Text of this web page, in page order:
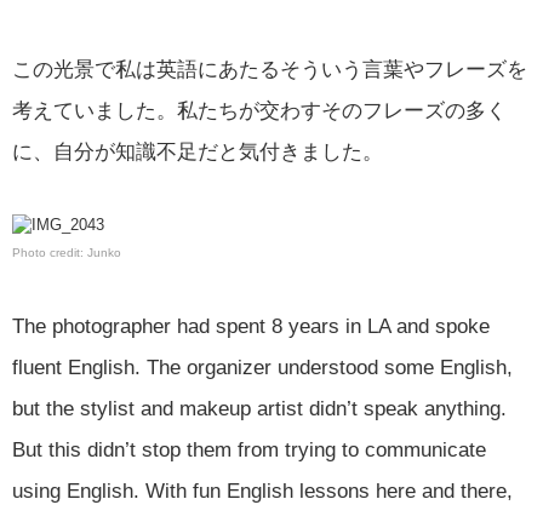
この光景で私は英語にあたるそういう言葉やフレーズを
考えていました。私たちが交わすそのフレーズの多く
に、自分が知識不足だと気付きました。
Photo credit: Junko
The photographer had spent 8 years in LA and spoke
fluent English. The organizer understood some English,
but the stylist and makeup artist didn’t speak anything.
But this didn’t stop them from trying to communicate
using English. With fun English lessons here and there,